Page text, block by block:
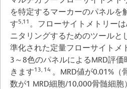
を特定するマーカーのパネルを
す5,11 。フローサイトメトリー
ニタリングするためのツールと
準化された定量フローサイトメ
3～8色のパネルによるMRD評
きます13, 14 。MRD値が0.01%
数が1 MRD細胞/10,000骨髄細